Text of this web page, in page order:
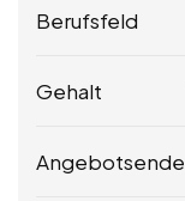
Berufsfeld
Gehalt
Angebotsende